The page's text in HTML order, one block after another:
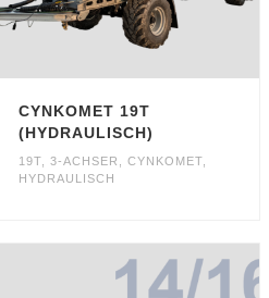
CYNKOMET 19T
(HYDRAULISCH)
19T, 3-ACHSER CYNKOMET,
HYDRAULISCH